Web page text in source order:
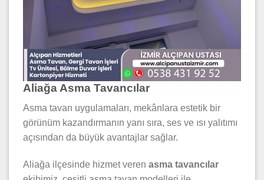
Aliağa Asma Tavancılar
Asma tavan uygulamaları, mekânlara estetik bir
görünüm kazandırmanın yanı sıra, ses ve ısı yalıtımı
açısından da büyük avantajlar sağlar.
Aliağa ilçesinde hizmet veren asma tavancılar